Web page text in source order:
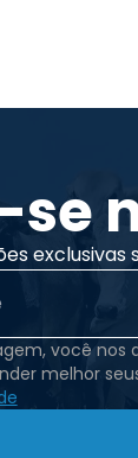
você nos
melhor